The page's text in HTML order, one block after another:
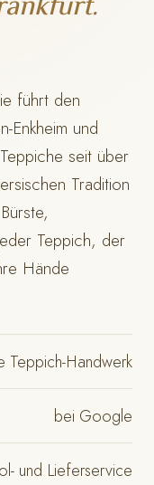
führt den
Enkheim und
seit über
Tradition
Teppich, der
Hände
Teppich-Handwerk
bei Google
und Lieferservice